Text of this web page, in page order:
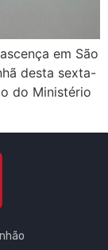
em São
desta sexta-
do Ministério